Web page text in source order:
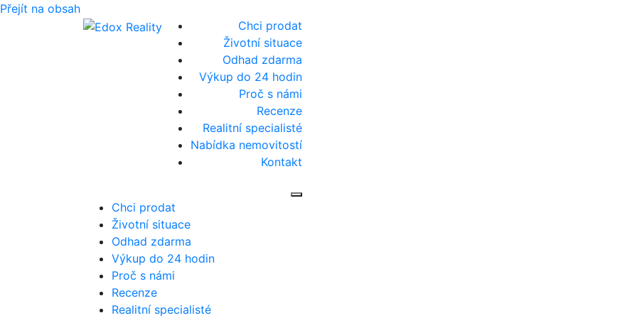
Přejít na obsah
Chci prodat
Životní situace
Odhad zdarma
Výkup do 24 hodin
Proč s námi
Recenze
Realitní specialisté
Nabídka nemovitostí
Kontakt
Chci prodat
Životní situace
Odhad zdarma
Výkup do 24 hodin
Proč s námi
Recenze
Realitní specialisté